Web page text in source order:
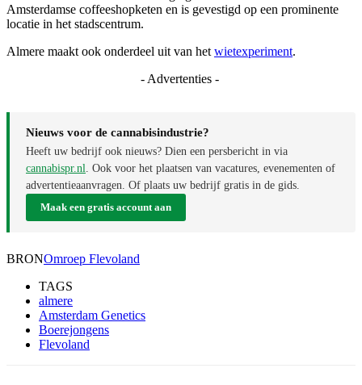
Amsterdamse coffeeshopketen en is gevestigd op een prominente
locatie in het stadscentrum.
Almere maakt ook onderdeel uit van hetwietexperiment.
- Advertenties -
Nieuws voor de cannabisindustrie?
Heeft uw bedrijf ook nieuws? Dien een persbericht in via
cannabispr.nl. Ook voor het plaatsen van vacatures, evenementen of
advertentieaanvragen. Of plaats uw bedrijf gratis in de gids.
Maak een gratis account aan
BRONOmroep Flevoland
TAGS
almere
Amsterdam Genetics
Boerejongens
Flevoland